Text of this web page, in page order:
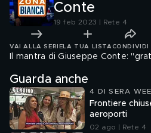
Conte
19 feb 2023 | Rete 4
VAI ALLA SERIE LA TUA LISTA CONDIVIDI
Il mantra di Giuseppe Conte:
Guarda anche
4 DI SERA
Frontiere
aeroporti
02 ago | Rete 4